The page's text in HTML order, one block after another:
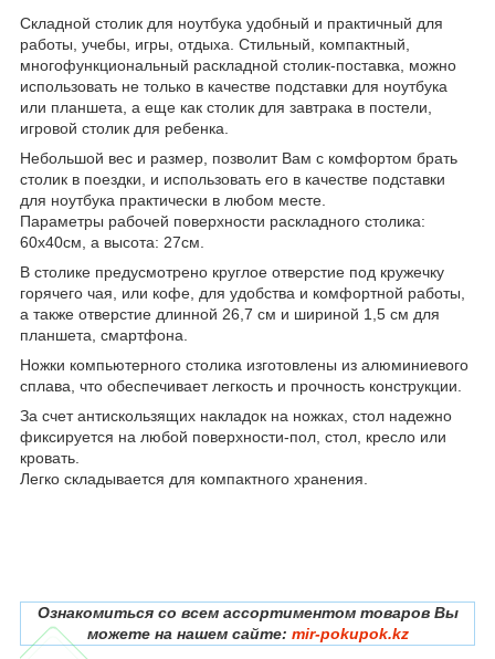
Складной столик для ноутбука удобный и практичный для
работы, учебы, игры, отдыха. Стильный, компактный,
многофункциональный раскладной столик-поставка, можно
использовать не только в качестве подставки для ноутбука
или планшета, а еще как столик для завтрака в постели,
игровой столик для ребенка.
Небольшой вес и размер, позволит Вам с комфортом брать
столик в поездки, и использовать его в качестве подставки
для ноутбука практически в любом месте.
Параметры рабочей поверхности раскладного столика:
60х40см, а высота: 27см.
В столике предусмотрено круглое отверстие под кружечку
горячего чая, или кофе, для удобства и комфортной работы,
а также отверстие длинной 26,7 см и шириной 1,5 см для
планшета, смартфона.
Ножки компьютерного столика изготовлены из алюминиевого
сплава, что обеспечивает легкость и прочность конструкции.
За счет антискользящих накладок на ножках, стол надежно
фиксируется на любой поверхности-пол, стол, кресло или
кровать.
Легко складывается для компактного хранения.
Ознакомиться со всем ассортиментом товаров Вы
можете на нашем сайте: mir-pokupok.kz